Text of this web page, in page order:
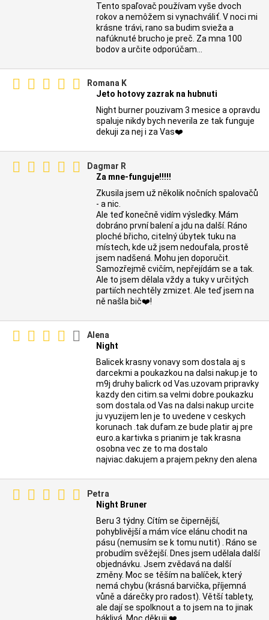
Tento spaľovač používam vyše dvoch
rokov a nemôžem si vynachváliť. V noci mi
krásne trávi, rano sa budim svieža a
nafúknuté brucho je preč. Za mna 100
bodov a určite odporúčam...
Romana K
Jeto hotovy zazrak na hubnuti
Night burner pouzivam 3 mesice a opravdu
spaluje nikdy bych neverila ze tak funguje
dekuji za nej i za Vas❤️
Dagmar R
Za mne-funguje!!!!!
Zkusila jsem už několik nočních spalovačů
- a nic.
Ale teď konečně vidím výsledky. Mám
dobráno první balení a jdu na další. Ráno
ploché břicho, citelný úbytek tuku na
místech, kde už jsem nedoufala, prostě
jsem nadšená. Mohu jen doporučit.
Samozřejmě cvičím, nepřejídám se a tak.
Ale to jsem dělala vždy a tuky v určitých
partiích nechtěly zmizet. Ale teď jsem na
ně našla bič❤️!
Alena
Night
Balicek krasny vonavy som dostala aj s
darcekmi a poukazkou na dalsi nakup.je to
m9j druhy balicrk od Vas.uzovam pripravky
kazdy den citim.sa velmi dobre.poukazku
som dostala.od Vas na dalsi nakup urcite
ju vyuzijem len je to uvedene v ceskych
korunach .tak dufam.ze bude platir aj pre
euro.a kartivka s prianim je tak krasna
osobna vec ze to ma dostalo
najviac.dakujem a prajem.pekny den alena
Petra
Night Bruner
Beru 3 týdny. Cítím se čipernější,
pohyblivější a mám více elánu chodit na
pásu (nemusím se k tomu nutit) . Ráno se
probudím svěžejší. Dnes jsem udělala další
objednávku. Jsem zvědavá na další
změny. Moc se těším na balíček, který
nemá chybu (krásná barvička, příjemná
vůně a dárečky pro radost). Větší tablety,
ale dají se spolknout a to jsem na to jinak
háklivá. Moc děkuji ❤️